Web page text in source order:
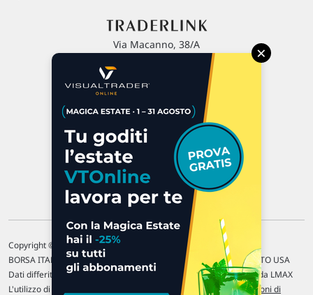
Via Macanno, 38/A
P.IVA 02 452 460 401
Chi siamo
Commenti e segnalazioni
Contattaci
Copyright © 1996-2026 Traderlink Italia s.r.l.
BORSA ITALIANA Quotazioni di borsa differite di 15 min. / MERCATO USA
Dati differiti di 15 min. (fonte Intrinio) / FOREX Quotazioni fornite da LMAX
L'utilizzo di questo sito implica l'accettazione delle nostre Condizioni di
×